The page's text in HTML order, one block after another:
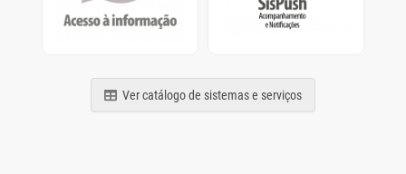
relatórios, processos e
comunicados
Ver catálogo de sistemas e serviços